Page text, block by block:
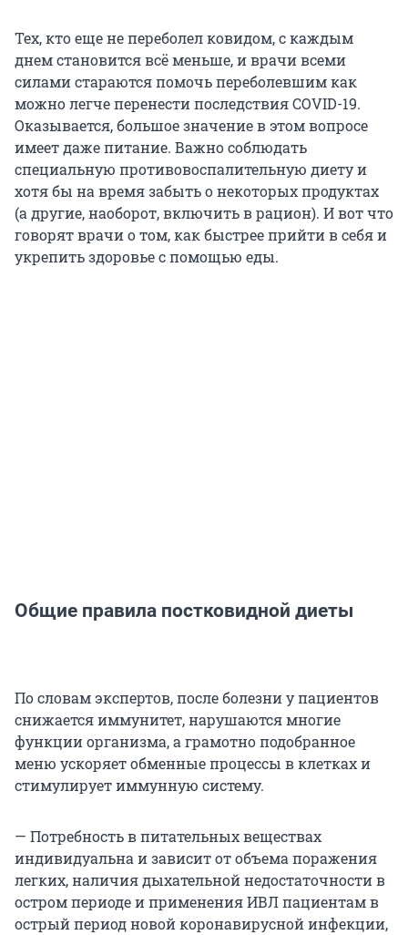
Тех, кто еще не переболел ковидом, с каждым
днем становится всё меньше, и врачи всеми
силами стараются помочь переболевшим как
можно легче перенести последствия COVID-19.
Оказывается, большое значение в этом вопросе
имеет даже питание. Важно соблюдать
специальную противовоспалительную диету и
хотя бы на время забыть о некоторых продуктах
(а другие, наоборот, включить в рацион). И вот что
говорят врачи о том, как быстрее прийти в себя и
укрепить здоровье с помощью еды.
Общие правила постковидной диеты
По словам экспертов, после болезни у пациентов
снижается иммунитет, нарушаются многие
функции организма, а грамотно подобранное
меню ускоряет обменные процессы в клетках и
стимулирует иммунную систему.
— Потребность в питательных веществах
индивидуальна и зависит от объема поражения
легких, наличия дыхательной недостаточности в
остром периоде и применения ИВЛ пациентам в
острый период новой коронавирусной инфекции,